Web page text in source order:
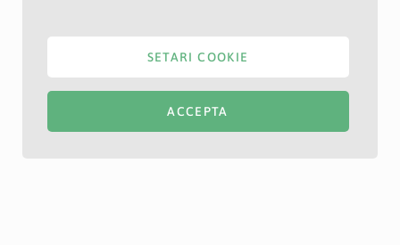
ACCEPTA
SETARI COOKIE